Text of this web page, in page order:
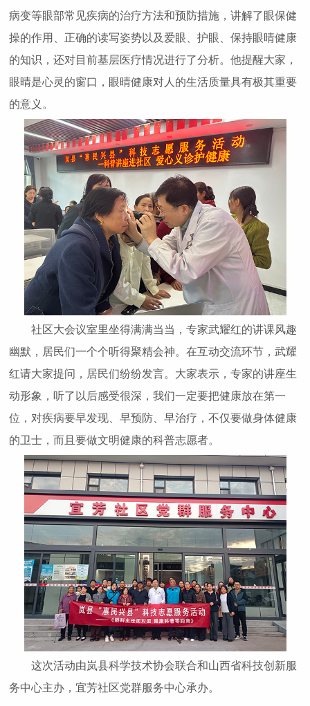
病变等眼部常见疾病的治疗方法和预防措施，讲解了眼保健
操的作用、正确的读写姿势以及爱眼、护眼、保持眼晴健康
的知识，还对目前基层医疗情况进行了分析。他提醒大家，
眼晴是心灵的窗口，眼晴健康对人的生活质量具有极其重要
的意义。
社区大会议室里坐得满满当当，专家武耀红的讲课风趣
幽默，居民们一个个听得聚精会神。在互动交流环节，武耀
红请大家提问，居民们纷纷发言。大家表示，专家的讲座生
动形象，听了以后感受很深，我们一定要把健康放在第一
位，对疾病要早发现、早预防、早治疗，不仅要做身体健康
的卫士，而且要做文明健康的科普志愿者。
这次活动由岚县科学技术协会联合和山西省科技创新服
务中心主办，宜芳社区党群服务中心承办。